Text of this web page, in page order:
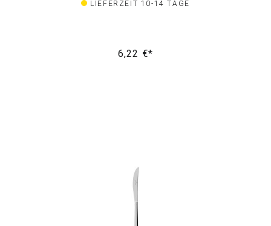
LIEFERZEIT 10-14 TAGE
6,22 €*